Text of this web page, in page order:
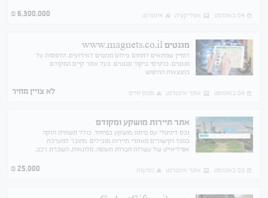
04 באוגוסט אפליקציה אינטרנט 6,300,000
₪
מגנטים www.magnets.co.il
דומיין שמתאים לתחום צילום מגנטים לאירועים, הדפסות על
מגנטים, כרטיסי ביקור מגנטים. בעל אתר קיים המקודם
בתוצאות החיפוש
04 באוגוסט אתר אינטרנט סגנון חיים לא צויין מחיר
אתר תיירות מושקע ומקודם
נכס דיגיטלי עם מיתוג מושקע במיוחד. כולל תשתית חזקה
בגוגל וקישורים מאתרי תיירות מובילים. מחובר למערכת
אפיליאייט של עשרות חברות תעופה, מלונאות, השכרת רכב,
03 באוגוסט
אתר אינטרנט נסיעות 25,000
₪